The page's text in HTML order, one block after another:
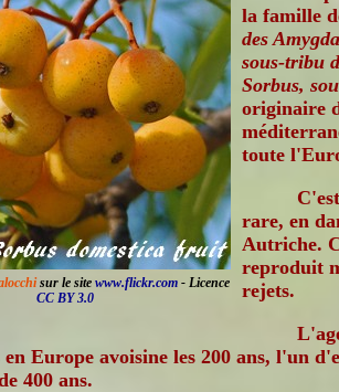
sur le site www.flickr.com- Licence
CC BY 3.0
la famille
des
sous-tribu
Sorbus,
originaire
toute
rare, en
Autriche.
reproduit
rejets.
Europe avoisine les 200 ans, l'un
400 ans.